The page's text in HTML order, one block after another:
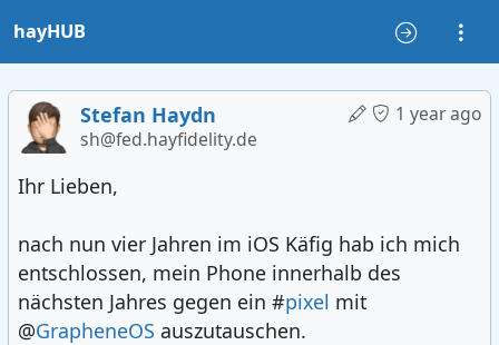
hayHUB
1 year ago
Stefan Haydn
sh@fed.hayfidelity.de
Ihr Lieben,
nach nun vier Jahren im iOS Käfig hab ich mich
entschlossen, mein Phone innerhalb des
nächsten Jahres gegen ein #pixel mit
@GrapheneOS auszutauschen.